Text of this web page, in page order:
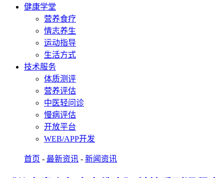
健康学堂
营养食疗
情志养生
运动指导
生活方式
技术服务
体质测评
营养评估
中医轻问诊
慢病评估
开放平台
WEB/APP开发
首页 - 最新资讯 - 新闻资讯